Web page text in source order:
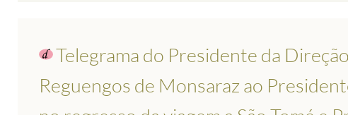
Telegrama do Presidente da
Reguengos de Monsaraz ao